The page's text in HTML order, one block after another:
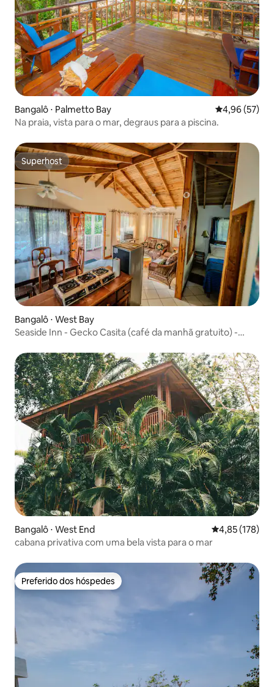
Bangalô ⋅ Palmetto Bay 4,96 de uma
4,96 (57)
Na praia, vista para o mar, degraus para a piscina.
Superhost
Superhost
Bangalô ⋅ West Bay
Seaside Inn - Gecko Casita (café da manhã gratuito) -
Bangalô ⋅ West End 4,85 de uma
4,85 (178)
cabana privativa com uma bela vista para o mar
Preferido dos hóspedes
Preferido dos hóspedes